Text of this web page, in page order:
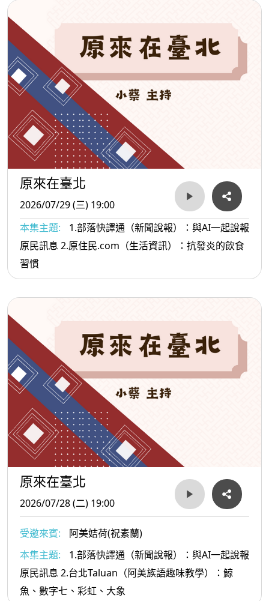
原來在臺北
2026/07/29 (三) 19:00
本集主題:
1.部落快譯通（新聞說報）：與AI一起說報
原民訊息 2.原住民.com（生活資訊）：抗發炎的飲食
習慣
原來在臺北
2026/07/28 (二) 19:00
受邀來賓:
阿美姞荷(祝素蘭)
本集主題:
1.部落快譯通（新聞說報）：與AI一起說報
原民訊息 2.台北Taluan（阿美族語趣味教學）：鯨
魚、數字七、彩虹、大象